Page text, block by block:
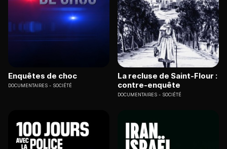
Enquêtes de choc
DOCUMENTAIRES SOCIÉTÉ
La recluse de Saint-Flour :
contre-enquête
DOCUMENTAIRES SOCIÉTÉ